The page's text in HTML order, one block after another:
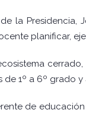
la
planificar,
1º a 6º grado
de